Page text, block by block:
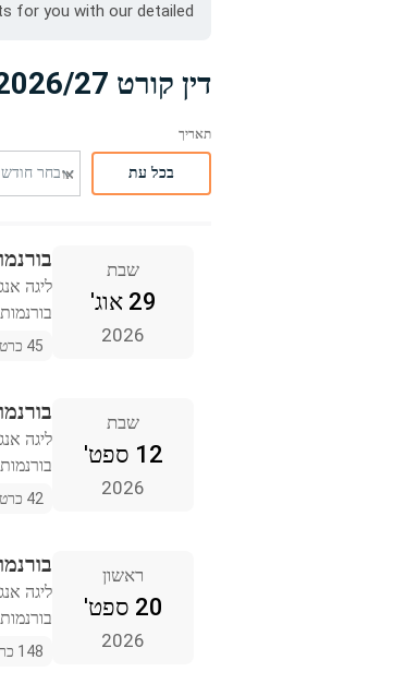
for you with our detailed
דין קורט 2026/27 Schedule
בכל עת
שבת
29 אוג'
2026
ליגה
45 כרטיסים זמינים
שבת
12 ספט'
2026
ליגה
42 כרטיסים זמינים
ראשון
20 ספט'
2026
ליגה
148 כרטיסים זמינים